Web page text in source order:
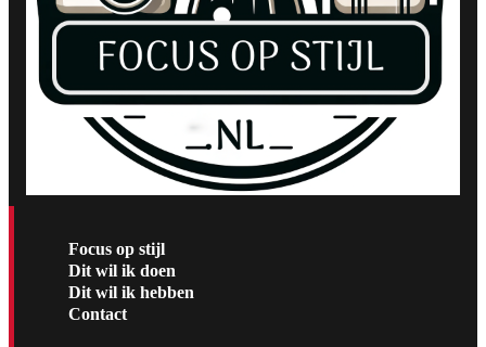
Focus op stijl
Dit wil ik doen
Dit wil ik hebben
Contact